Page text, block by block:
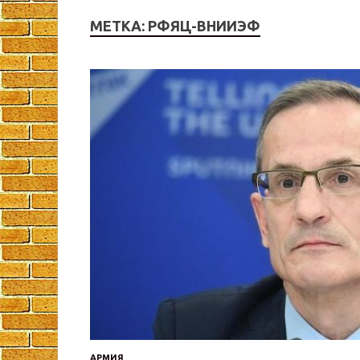
МЕТКА: РФЯЦ-ВНИИЭФ
АРМИЯ